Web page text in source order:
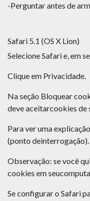
-Perguntar antes de
Safari 5.1 (OS X Lion)
Selecione Safari e, em
Clique em Privacidade.
Na seção Bloquear
deve aceitarcookies de
Para ver uma
(ponto deinterrogação).
Observação: se você
cookies em
Se configurar o Safari